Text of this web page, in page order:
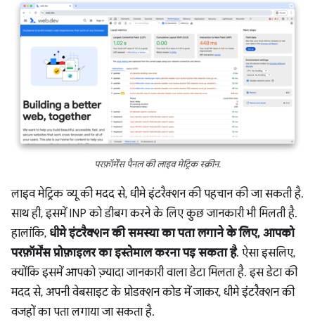
परफ़ॉर्मेंस पैनल की लाइव मेट्रिक स्क्रीन.
लाइव मेट्रिक व्यू की मदद से, धीमे इंटरैक्शन की पहचान की जा सकती है.
साथ ही, इसमें INP को डीबग करने के लिए कुछ जानकारी भी मिलती है.
हालांकि, धीमे इंटरैक्शन की समस्या का पता लगाने के लिए, आपको
परफ़ॉर्मेंस प्रोफ़ाइलर का इस्तेमाल करना पड़ सकता है. ऐसा इसलिए,
क्योंकि इसमें आपको ज़्यादा जानकारी वाला डेटा मिलता है. इस डेटा की
मदद से, अपनी वेबसाइट के प्रोडक्शन कोड में जाकर, धीमे इंटरैक्शन की
वजहों का पता लगाया जा सकता है.